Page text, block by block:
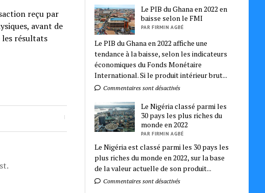
reçu par
avant de
les résultats
Le PIB du Ghana en 2022 en
baisse selon le FMI
PAR FIRMIN AGBÉ
Le PIB du Ghana en 2022 affiche une
tendance à la baisse, selon les indicateurs
économiques du Fonds Monétaire
International. Si le produit intérieur brut...
Commentaires sont désactivés
Le Nigéria classé parmi les
30 pays les plus riches du
monde en 2022
PAR FIRMIN AGBÉ
Le Nigéria est classé parmi les 30 pays les
plus riches du monde en 2022, sur la base
de la valeur actuelle de son produit...
Commentaires sont désactivés